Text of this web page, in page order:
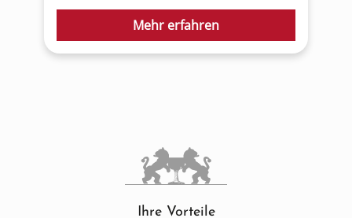
Mehr erfahren
Ihre Vorteile